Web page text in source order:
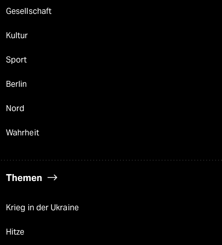
Gesellschaft
Kultur
Sport
Berlin
Nord
Wahrheit
Themen
Krieg in der Ukraine
Hitze